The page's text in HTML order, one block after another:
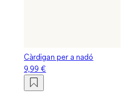
Càrdigan per a nadó
9,99 €